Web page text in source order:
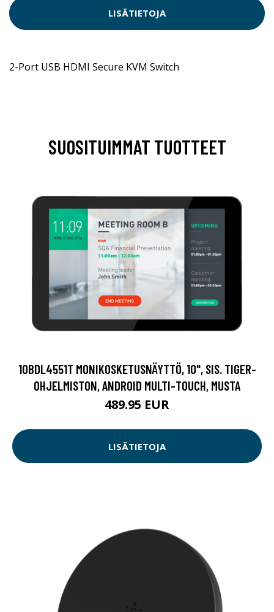
LISÄTIETOJA
2-Port USB HDMI Secure KVM Switch
SUOSITUIMMAT TUOTTEET
10BDL4551T MONIKOSKETUSNÄYTTÖ, 10", SIS. TIGER-
OHJELMISTON, ANDROID MULTI-TOUCH, MUSTA
489.95 EUR
LISÄTIETOJA